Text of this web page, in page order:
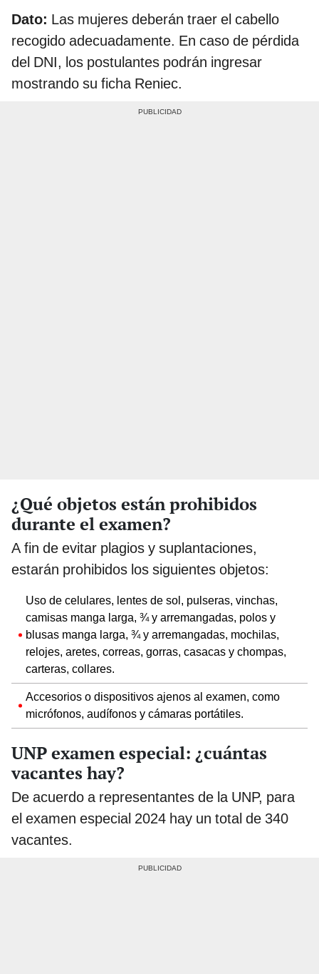
Dato: Las mujeres deberán traer el cabello
recogido adecuadamente. En caso de pérdida
del DNI, los postulantes podrán ingresar
mostrando su ficha Reniec.
¿Qué objetos están prohibidos
durante el examen?
A fin de evitar plagios y suplantaciones,
estarán prohibidos los siguientes objetos:
Uso de celulares, lentes de sol, pulseras, vinchas,
camisas manga larga, ¾ y arremangadas, polos y
blusas manga larga, ¾ y arremangadas, mochilas,
relojes, aretes, correas, gorras, casacas y chompas,
carteras, collares.
Accesorios o dispositivos ajenos al examen, como
micrófonos, audífonos y cámaras portátiles.
UNP examen especial: ¿cuántas
vacantes hay?
De acuerdo a representantes de la UNP, para
el examen especial 2024 hay un total de 340
vacantes.